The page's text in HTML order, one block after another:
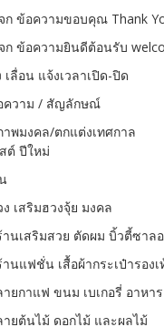
ก ข้อความขอบคุณ Thank
ก ข้อความยินดีต้อนรับ
ลื่อน แจ้งเวลาเปิด-ปิด
ความ / สัญลักษณ์
พมงคล/ตกแต่งเทศกาล
ต์ ปีใหม่
เสริมฮวงจุ้ย มงคล
านเสริมสวย ตัดผม บิ้วตี้ซาล
นแฟชั่น เสื้อผ้ากระเป๋ารองเ
ยกาแฟ ขนม เบเกอรี่ อาหาร
ยต้นไม้ ดอกไม้ และผลไม้